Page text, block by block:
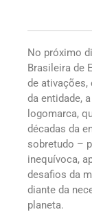
No próximo
Brasileira de
de
da entidade,
logomarca,
décadas da
sobretudo –
inequívoca,
desafios da
diante da
planeta.